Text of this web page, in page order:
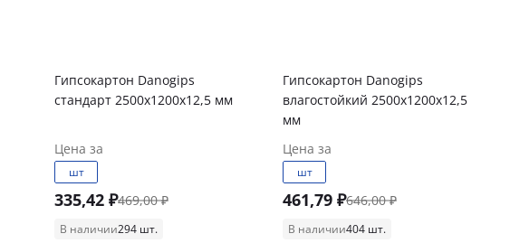
Гипсокартон Danogips
стандарт 2500х1200х12,5 мм
Цена за
шт
335,42 ₽469,00 ₽
В наличии294 шт.
Гипсокартон Danogips
влагостойкий 2500х1200х12,5
мм
Цена за
шт
461,79 ₽646,00 ₽
В наличии404 шт.